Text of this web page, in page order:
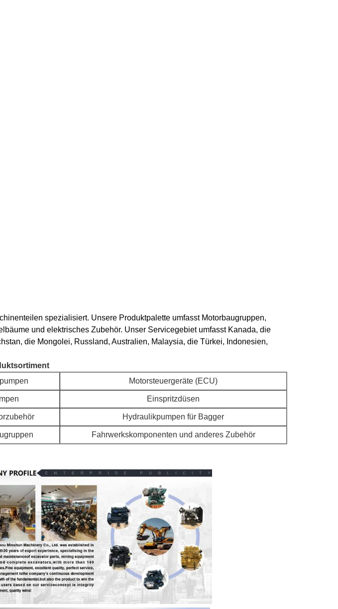
spezialisiert. Unsere Produktpalette umfasst Motorbaugruppen,
und elektrisches Zubehör. Unser Servicegebiet umfasst Kanada, die
die Mongolei, Russland, Australien, Malaysia, die Türkei, Indonesien,
Motorsteuergeräte (ECU)
Einspritzdüsen
Hydraulikpumpen für Bagger
Fahrwerkskomponenten und anderes Zubehör